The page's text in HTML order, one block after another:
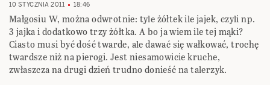
10 STYCZNIA 2011
18:46
Małgosiu W, można odwrotnie: tyle żółtek ile jajek, czyli np.
3 jajka i dodatkowo trzy żółtka. A bo ja wiem ile tej mąki?
Ciasto musi być dość twarde, ale dawać się wałkować, trochę
twardsze niż na pierogi. Jest niesamowicie kruche,
zwłaszcza na drugi dzień trudno donieść na talerzyk.